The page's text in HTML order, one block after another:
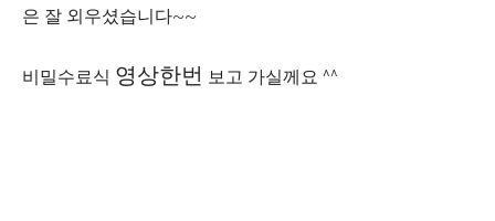
은 잘 외우셨습니다~~
비밀수료식 영상한번 보고 가실께요 ^^